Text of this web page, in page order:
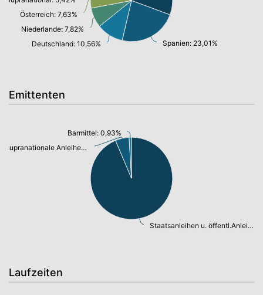
Spanien: 23,01%
Deutschland: 10,56%
Niederlande: 7,82%
Österreich: 7,63%
Emittenten
Staatsanleihen u. öffentl.Anleihen: 93,56%
supranationale Anleihen: 5,42%
Barmittel: 0,93%
Laufzeiten